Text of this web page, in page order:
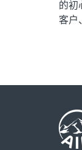
的
客户